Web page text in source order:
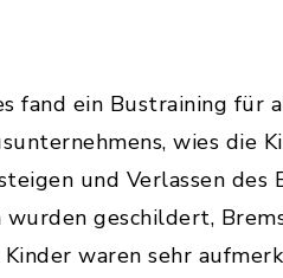
fand ein Bustraining für
wies die
und Verlassen des
wurden geschildert,
waren sehr